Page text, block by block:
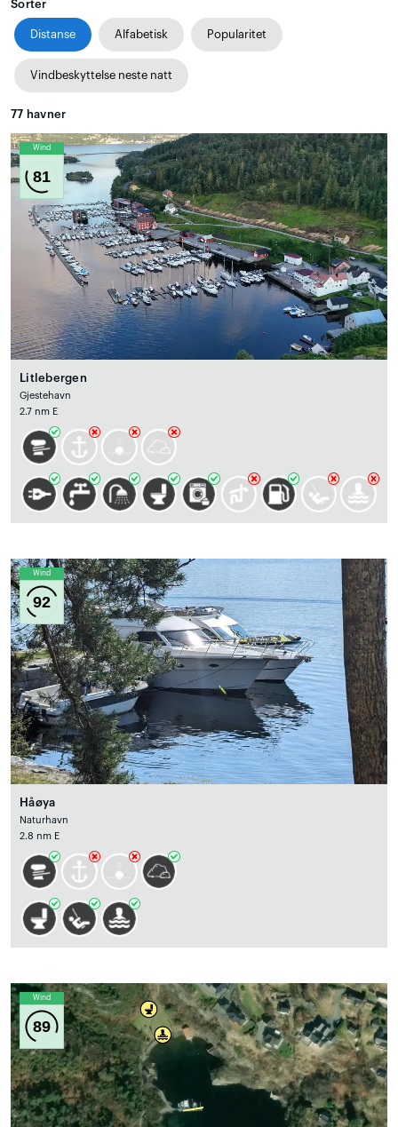
Sorter
Distanse Alfabetisk Popularitet
Vindbeskyttelse neste natt
77 havner
Wind
81
Litlebergen
Gjestehavn
2.7 nm E
Wind
92
Håøya
Naturhavn
2.8 nm E
Wind
89